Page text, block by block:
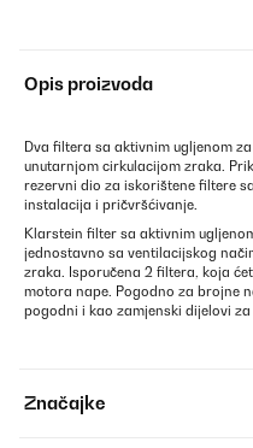
Opis proizvoda
Dva filtera sa aktivnim ugljenom
unutarnjom cirkulacijom zraka.
rezervni dio za iskorištene filtere
instalacija i pričvršćivanje.
Klarstein filter sa aktivnim
jednostavno sa ventilacijskog
zraka. Isporučena 2 filtera, koja
motora nape. Pogodno za brojne
pogodni i kao zamjenski dijelovi
Značajke